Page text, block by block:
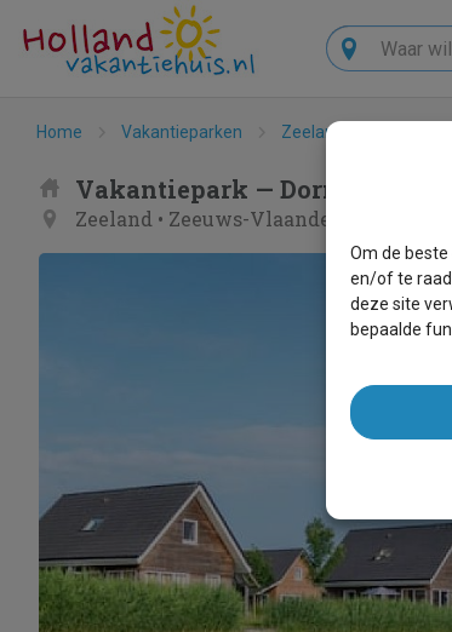
Zoeken
Home Vakantieparken Zeeland
Vakantiepark — Dormio
Zeeland • Zeeuws-Vlaanderen
Om de
en/of te
deze site
bepaalde